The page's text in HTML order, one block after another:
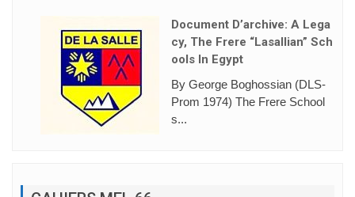
Document D’archive: A Lega
Cy, The Frere “Lasallian” Sch
Ools In Egypt
By George Boghossian (DLS-
Prom 1974) The Frere School
s...